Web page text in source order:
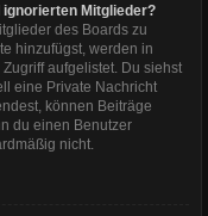
ignorierten Mitglieder?
des Boards zu
hinzufügst, werden in
aufgelistet. Du siehst
eine Private Nachricht
können Beiträge
du einen Benutzer
nicht.